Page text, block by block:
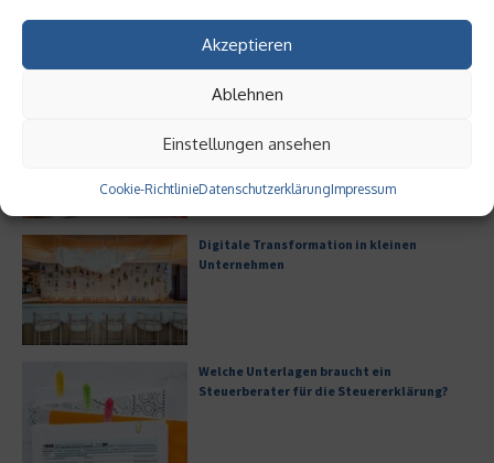
Akzeptieren
Ablehnen
Einstellungen ansehen
Cookie-RichtlinieDatenschutzerklärungImpressum
Digitale Transformation in kleinen
Unternehmen
Welche Unterlagen braucht ein
Steuerberater für die Steuererklärung?